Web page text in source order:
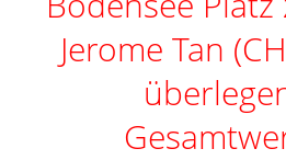
Jerome Tan